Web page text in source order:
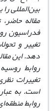
بین‌المللی
مقاله
فدراسیون
تغییر و
دهد. این
روابط
تغییرات
است. به
روابط